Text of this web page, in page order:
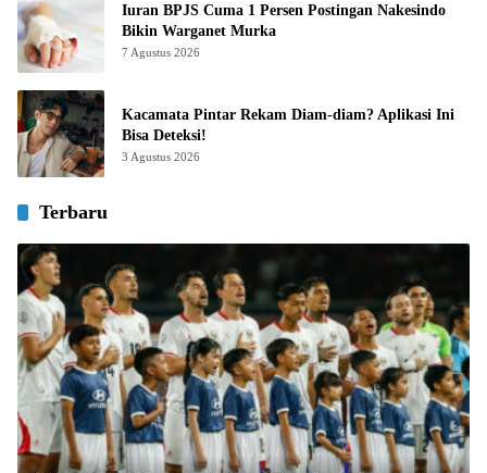
Iuran BPJS Cuma 1 Persen Postingan Nakesindo
Bikin Warganet Murka
7 Agustus 2026
Kacamata Pintar Rekam Diam-diam? Aplikasi Ini
Bisa Deteksi!
3 Agustus 2026
Terbaru